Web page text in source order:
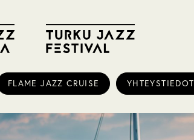
FLAME JAZZ CRUISE YHTEYSTIEDOT